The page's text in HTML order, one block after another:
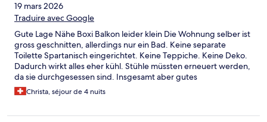
19 mars 2026
Traduire avec Google
Gute Lage Nähe Boxi Balkon leider klein Die Wohnung selber ist
gross geschnitten, allerdings nur ein Bad. Keine separate
Toilette Spartanisch eingerichtet. Keine Teppiche. Keine Deko.
Dadurch wirkt alles eher kühl. Stühle müssten erneuert werden,
da sie durchgesessen sind. Insgesamt aber gutes
Preis/Leistungsverhältnis
Christa, séjour de 4 nuits